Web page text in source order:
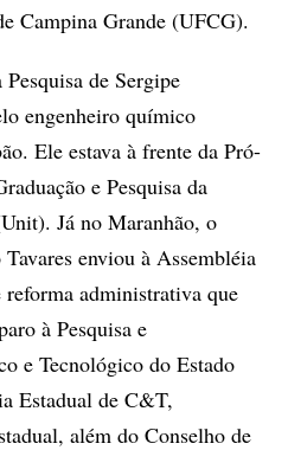
Campina Grande (UFCG).
de Sergipe
engenheiro químico
Ele estava à frente da Pró-
e Pesquisa da
Já no Maranhão, o
enviou à Assembléia
administrativa que
à Pesquisa e
e Tecnológico do Estado
Estadual de C&T,
além do Conselho de